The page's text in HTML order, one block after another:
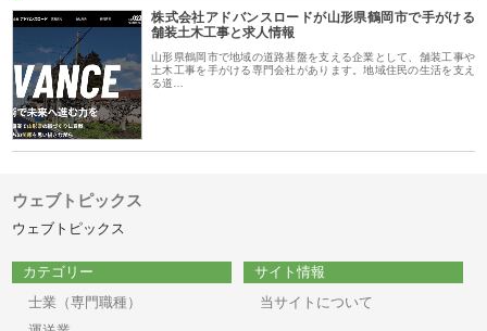
株式会社アドバンスロードが山形県鶴岡市で手がける
舗装土木工事と求人情報
山形県鶴岡市で地域の道路基盤を支える企業として、舗装工事や
土木工事を手がける専門会社があります。地域住民の生活を支え
る道…
ウェブトピックス
ウェブトピックス
カテゴリー
士業（専門職種）
サイト情報
当サイトについて